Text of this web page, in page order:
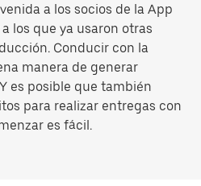
a los socios de la App
los que ya usaron otras
Conducir con la
manera de generar
es posible que también
para realizar entregas con
es fácil.